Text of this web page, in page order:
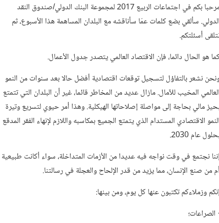
مرحبا بكم في اجتماعات الربيع 2017 لمجموعة البنك الدولي/صندوق النقد
سألقي بضع كلمات عمّا سأناقشه مع البلدان المساهمة هذا الأسبوع، ثم
أسئلتكم.
هو الحال دائما، فإن الاقتصاد العالمي يتصدر جدول الأعمال.
نشعر بالتفاؤل لتسجيل توقعات اقتصادية أفضل حالا بعد سنوات من النمو
المخيب للآمال. مازال عديد من المخاطر قائما، غير أن البلدان التي تتمتع
مالي بحاجة إلى مواصلة إصلاحاتها الهيكلية. وهذا أمر حيوي لتسريع وتيرة
الاقتصادي المستدام الذي يتمتع الجميع بمكاسبه واللازم لإنهاء الفقر المدقع
عام 2030.
نجتمع في وقت نواجه فيه عديدا من الأزمات المتداخلة، سواء أكانت طبيعية
من صنع الإنسان، مما يزيد من قدر الإلحاح والعجلة في رسالتنا.
وزملاءكم تكتبون عنها كل يوم، ومن بينها:
الصراعات؛